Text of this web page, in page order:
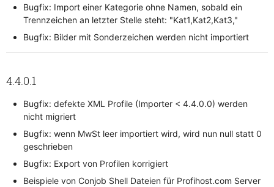
Bugfix: Import einer Kategorie ohne Namen, sobald ein
Trennzeichen an letzter Stelle steht: "Kat1,Kat2,Kat3,"
Bugfix: Bilder mit Sonderzeichen werden nicht importiert
4.4.0.1
Bugfix: defekte XML Profile (Importer < 4.4.0.0) werden
nicht migriert
Bugfix: wenn MwSt leer importiert wird, wird nun null statt 0
geschrieben
Bugfix: Export von Profilen korrigiert
Beispiele von Conjob Shell Dateien für Profihost.com Server